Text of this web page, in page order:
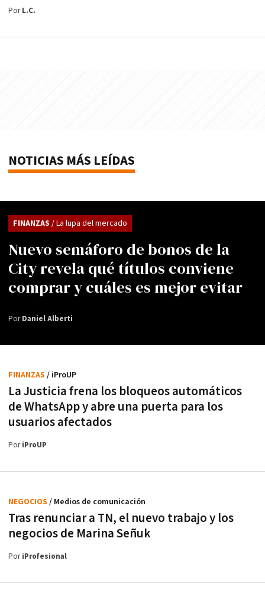
PorL.C.
NOTICIAS MÁS LEÍDAS
Nuevo semáforo de bonos de la
City revela qué títulos conviene
comprar y cuáles es mejor evitar
FINANZAS / La lupa del mercado
PorDaniel Alberti
La Justicia frena los bloqueos automáticos
de WhatsApp y abre una puerta para los
usuarios afectados
FINANZAS / iProUP
PoriProUP
Tras renunciar a TN, el nuevo trabajo y los
negocios de Marina Señuk
NEGOCIOS / Medios de comunicación
PoriProfesional